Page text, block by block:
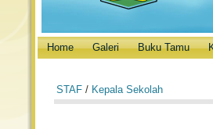
Home Galeri Buku Tamu
STAF / Kepala Sekolah